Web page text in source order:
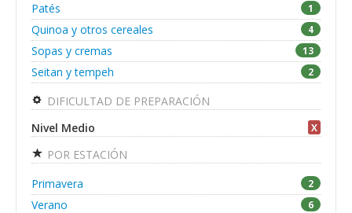
Patés 1
Quinoa y otros cereales 4
Sopas y cremas 13
Seitan y tempeh 2
DIFICULTAD DE PREPARACIÓN
Nivel Medio
X
POR ESTACIÓN
Primavera
2
Verano 6